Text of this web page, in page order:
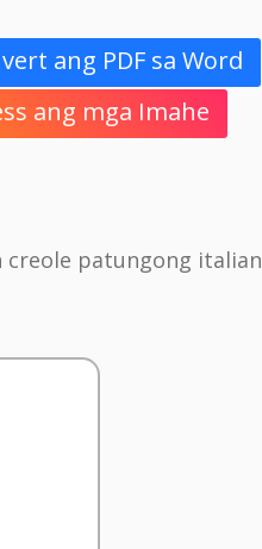
ang PDF sa Word
ang mga Imahe
creole patungong italian